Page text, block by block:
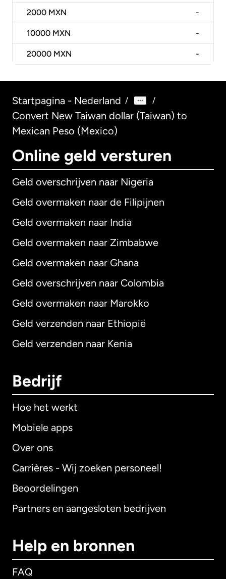
2000 MXN -
10000 MXN -
20000 MXN -
Startpagina - Nederland / /
Convert New Taiwan dollar (Taiwan) to
Mexican Peso (Mexico)
Online geld versturen
Geld overschrijven naar Nigeria
Geld overmaken naar de Filipijnen
Geld overmaken naar India
Geld overmaken naar Zimbabwe
Geld overmaken naar Ghana
Geld overschrijven naar Colombia
Geld overmaken naar Marokko
Geld verzenden naar Ethiopië
Geld verzenden naar Kenia
Bedrijf
Hoe het werkt
Mobiele apps
Over ons
Carrières - Wij zoeken personeel!
Beoordelingen
Partners en aangesloten bedrijven
Help en bronnen
FAQ